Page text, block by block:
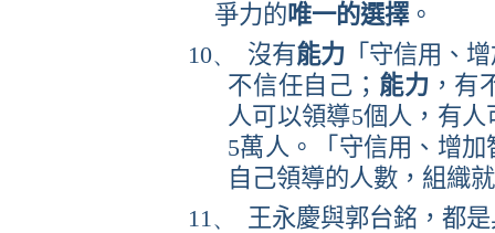
爭力的唯一的選擇。
10、
沒有能力 「守信用、
不信任自己； 能力 ，有
人可以領導5個人，有人
5萬人。「守信用、增
自己領導的人數，組織
11、
王永慶與郭台銘，都